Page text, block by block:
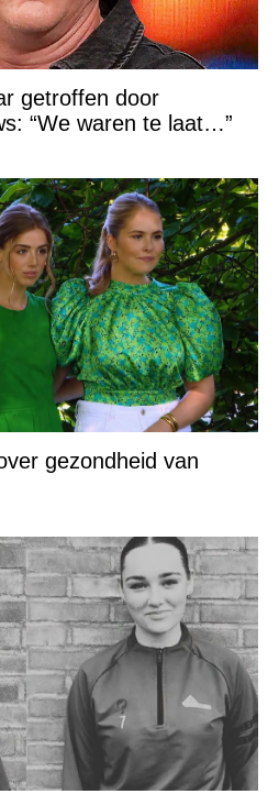
getroffen door
“We waren te laat…”
gezondheid van